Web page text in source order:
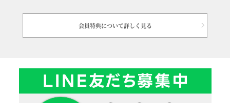
会員特典について詳しく見る